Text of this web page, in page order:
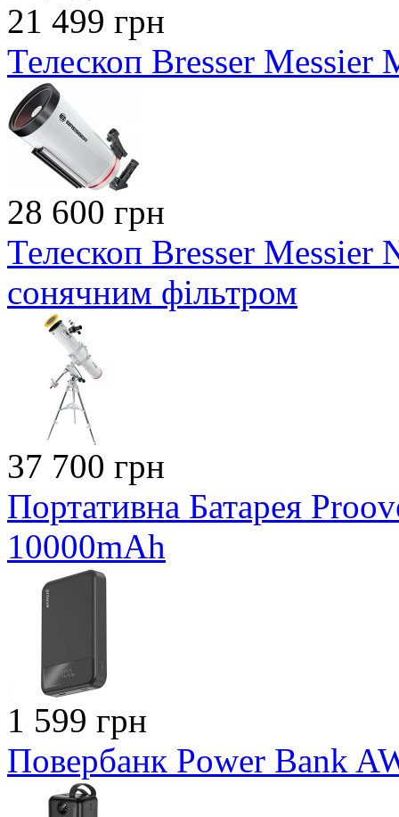
21 499 грн
Телескоп Bresser
28 600 грн
Телескоп Bresser Messier
сонячним фільтром
37 700 грн
Портативна Батарея
10000mAh
1 599 грн
Повербанк Power Bank